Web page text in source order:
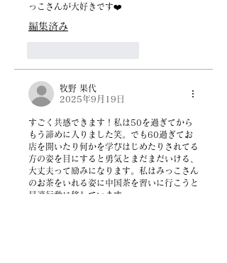
っこさんが大好きです❤️
編集済み
牧野 果代
2025年9月19日
すごく共感できます！私は50を過ぎてから
もう諦めに入りました笑。でも60過ぎてお
店を開いたり何かを学びはじめたりされてる
方の姿を目にすると勇気とまだまだいける、
大丈夫って励みになります。私はみっこさん
のお茶をいれる姿に中国茶を習いに行こうと
早速行動に移しています。